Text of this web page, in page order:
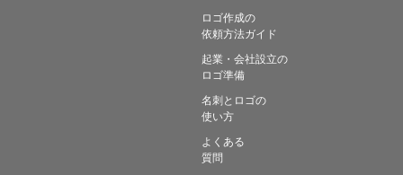
ロゴ作成の
依頼方法ガイド
起業・会社設立の
ロゴ準備
名刺とロゴの
使い方
よくある
質問